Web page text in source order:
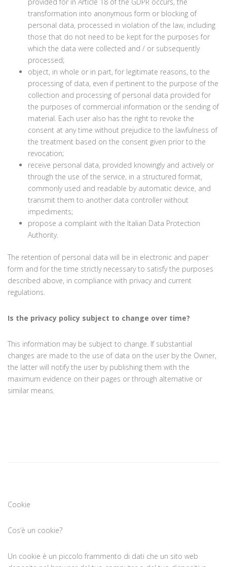
transformation into anonymous form or blocking of
personal data, processed in violation of the law, including
those that do not need to be kept for the purposes for
which the data were collected and / or subsequently
processed;
object, in whole or in part, for legitimate reasons, to the
processing of data, even if pertinent to the purpose of the
collection and processing of personal data provided for
the purposes of commercial information or the sending of
material. Each user also has the right to revoke the
consent at any time without prejudice to the lawfulness of
the treatment based on the consent given prior to the
revocation;
receive personal data, provided knowingly and actively or
through the use of the service, in a structured format,
commonly used and readable by automatic device, and
transmit them to another data controller without
impediments;
propose a complaint with the Italian Data Protection
Authority.
The retention of personal data will be in electronic and paper
form and for the time strictly necessary to satisfy the purposes
described above, in compliance with privacy and current
regulations.
Is the privacy policy subject to change over time?
This information may be subject to change. If substantial
changes are made to the use of data on the user by the Owner,
the latter will notify the user by publishing them with the
maximum evidence on their pages or through alternative or
similar means.
Cookie
Cos’è un cookie?
Un cookie è un piccolo frammento di dati che un sito web